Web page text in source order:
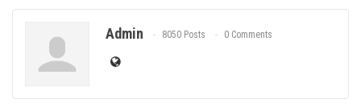
Admin 8050 Posts 0 Comments